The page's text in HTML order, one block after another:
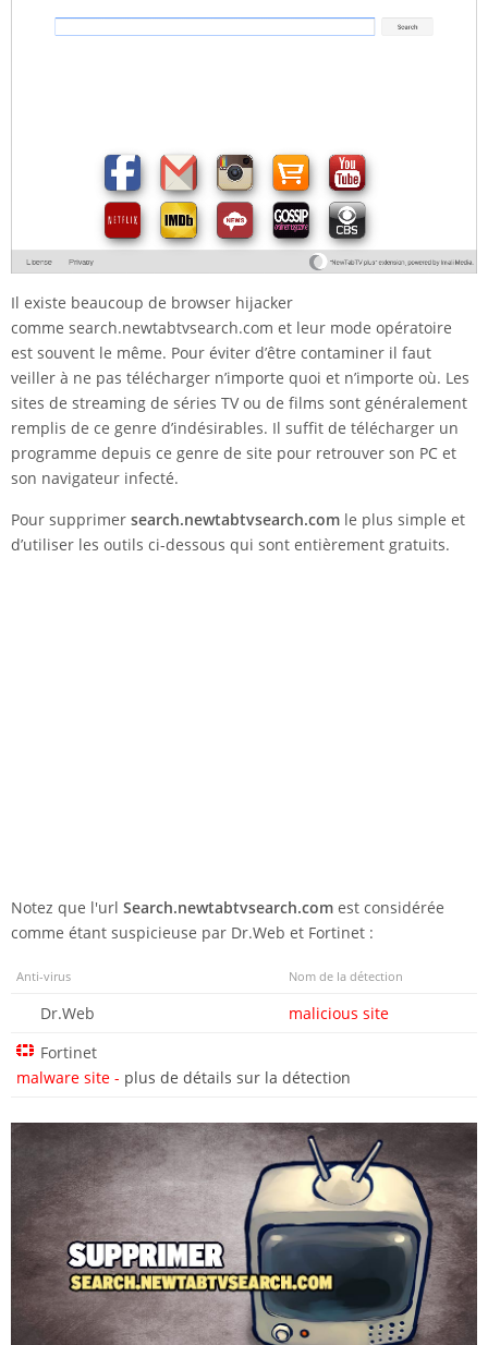
Il existe beaucoup de browser hijacker
comme search.newtabtvsearch.com et leur mode opératoire
est souvent le même. Pour éviter d’être contaminer il faut
veiller à ne pas télécharger n’importe quoi et n’importe où. Les
sites de streaming de séries TV ou de films sont généralement
remplis de ce genre d’indésirables. Il suffit de télécharger un
programme depuis ce genre de site pour retrouver son PC et
son navigateur infecté.
Pour supprimer search.newtabtvsearch.com le plus simple et
d’utiliser les outils ci-dessous qui sont entièrement gratuits.
Notez que l'url Search.newtabtvsearch.com est considérée
comme étant suspicieuse par Dr.Web et Fortinet :
Anti-virus Nom de la détection
Dr.Web
malicious site
Fortinet
malware site - plus de détails sur la détection